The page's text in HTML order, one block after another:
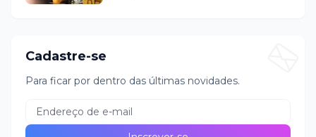
Cadastre-se
Para ficar por dentro das últimas novidades.